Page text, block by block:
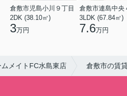
倉敷市児島小川９丁目
2DK (38.10㎡)
3万円
倉敷市連島中央
3LDK (67.84㎡)
7.6万円
メイトFC水島東店 倉敷市の賃